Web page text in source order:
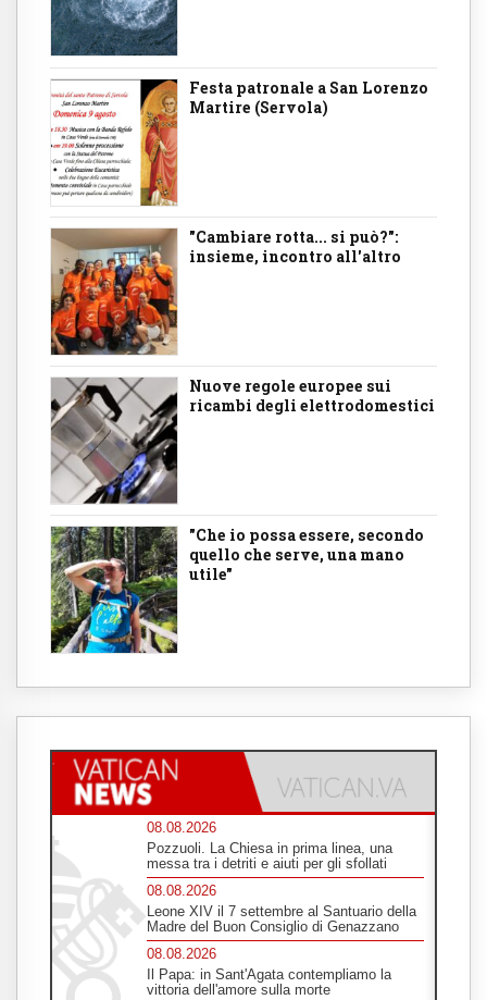
Festa patronale a San Lorenzo
Martire (Servola)
"Cambiare rotta... si può?":
insieme, incontro all'altro
Nuove regole europee sui
ricambi degli elettrodomestici
"Che io possa essere, secondo
quello che serve, una mano
utile"
08.08.2026
Pozzuoli. La Chiesa in prima linea, una
messa tra i detriti e aiuti per gli sfollati
08.08.2026
Leone XIV il 7 settembre al Santuario della
Madre del Buon Consiglio di Genazzano
08.08.2026
Il Papa: in Sant'Agata contempliamo la
vittoria dell'amore sulla morte